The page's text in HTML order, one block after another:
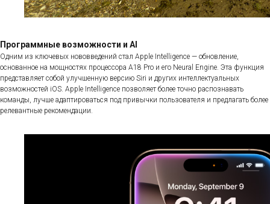
Программные возможности и AI
Одним из ключевых нововведений стал Apple Intelligence — обновление,
основанное на мощностях процессора A18 Pro и его Neural Engine. Эта функция
представляет собой улучшенную версию Siri и других интеллектуальных
возможностей iOS. Apple Intelligence позволяет более точно распознавать
команды, лучше адаптироваться под привычки пользователя и предлагать более
релевантные рекомендации.